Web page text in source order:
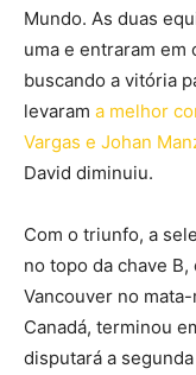
Mundo. As duas
uma e entraram em
buscando a vitória
levaram a melhor
Vargas e Johan
David diminuiu.
Com o triunfo, a
no topo da chave
Vancouver no
Canadá, terminou
disputará a